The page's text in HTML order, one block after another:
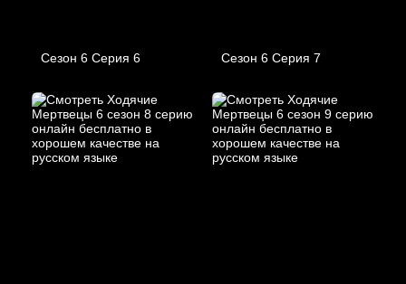
Сезон 6 Серия 6 Сезон 6 Серия 7